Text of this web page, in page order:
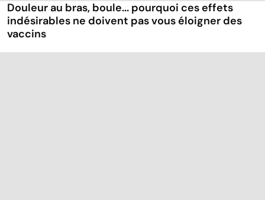
Douleur au bras, boule... pourquoi ces effets
indésirables ne doivent pas vous éloigner des
vaccins